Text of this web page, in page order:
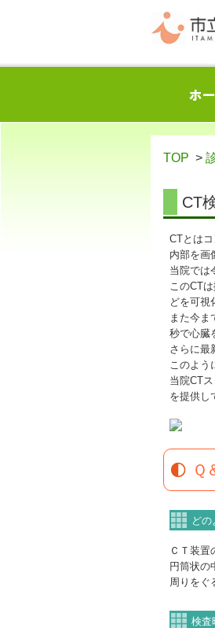
TOP >
CT
CTとは
内部を画
当院では
このCT
どを可視
また今ま
秒で心臓
さらに最
このよう
当院CT
を提供し
Ｑ
ど
ＣＴ装置
円筒状の
周りをぐ
検査